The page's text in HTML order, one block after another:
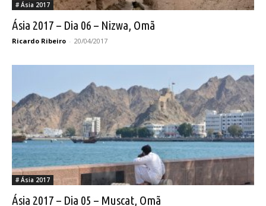
# Ásia 2017
Ásia 2017 – Dia 06 – Nizwa, Omã
Ricardo Ribeiro - 20/04/2017
# Ásia 2017
Ásia 2017 – Dia 05 – Muscat, Omã